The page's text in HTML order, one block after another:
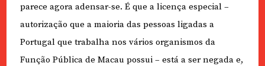
parece agora adensar-se. É que a licença especial –
autorização que a maioria das pessoas ligadas a
Portugal que trabalha nos vários organismos da
Função Pública de Macau possui – está a ser negada e,